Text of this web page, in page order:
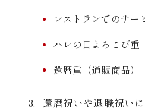
レストランでのサー
ハレの日よろこび重
還暦重（通販商品）
還暦祝いや退職祝い